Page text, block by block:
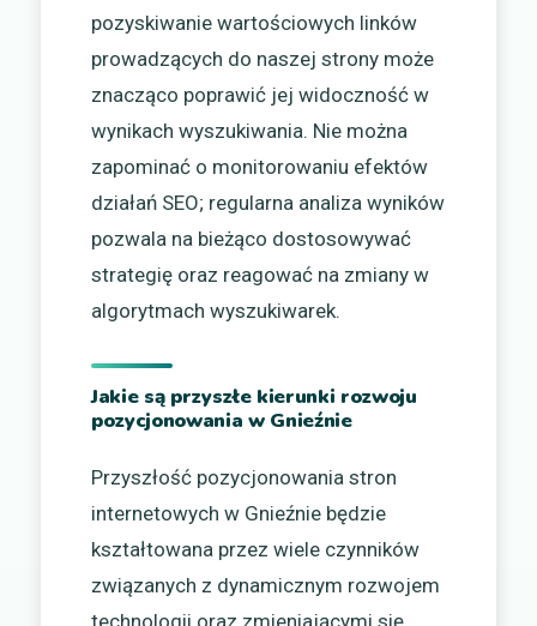
pozyskiwanie wartościowych linków
prowadzących do naszej strony może
znacząco poprawić jej widoczność w
wynikach wyszukiwania. Nie można
zapominać o monitorowaniu efektów
działań SEO; regularna analiza wyników
pozwala na bieżąco dostosowywać
strategię oraz reagować na zmiany w
algorytmach wyszukiwarek.
Jakie są przyszłe kierunki rozwoju
pozycjonowania w Gnieźnie
Przyszłość pozycjonowania stron
internetowych w Gnieźnie będzie
kształtowana przez wiele czynników
związanych z dynamicznym rozwojem